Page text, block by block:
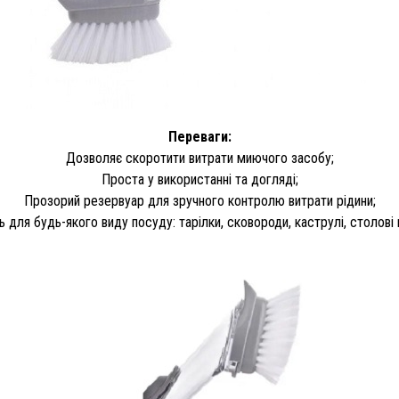
Переваги:
Дозволяє скоротити витрати миючого засобу;
Проста у використанні та догляді;
Прозорий резервуар для зручного контролю витрати рідини;
для будь-якого виду посуду: тарілки, сковороди, каструлі, столові